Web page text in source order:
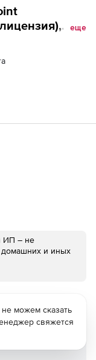
еще
ИП – не
домашних и иных
можем сказать
свяжется